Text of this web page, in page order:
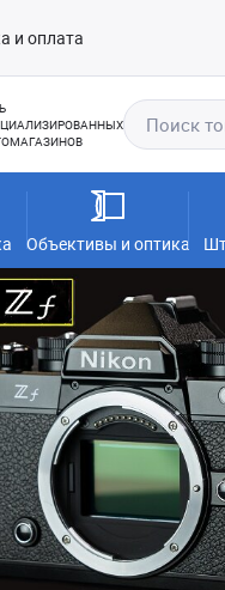
и оплата
Объективы и оптика